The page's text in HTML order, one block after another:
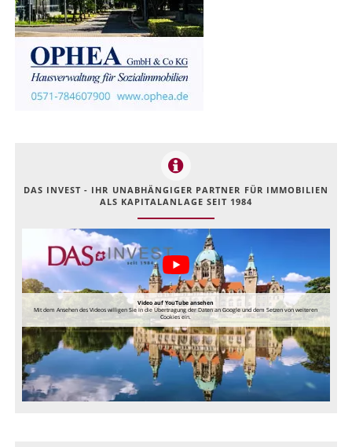
DAS INVEST - IHR UNABHÄNGIGER PARTNER FÜR IMMOBILIEN
ALS KAPITALANLAGE SEIT 1984
Video auf YouTube ansehen
Mit dem Ansehen des Videos willigen Sie in die Übertragung der Daten an Google und dem Setzen von weiteren
Cookies ein.